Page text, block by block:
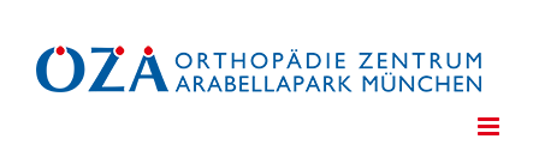
springen